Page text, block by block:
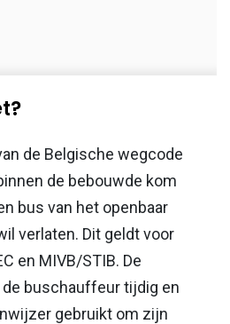
de Belgische wegcode
de bebouwde kom
bus van het openbaar
verlaten. Dit geldt voor
en MIVB/STIB. De
buschauffeur tijdig en
gebruikt om zijn